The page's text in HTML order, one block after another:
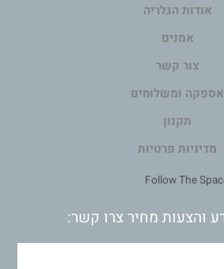
אודות הגלריה
אמנים
צור קשר
אספקה ומשלוחים
תקנון
מדיניות פרטיות
והצעות מחיר צרו קשר: